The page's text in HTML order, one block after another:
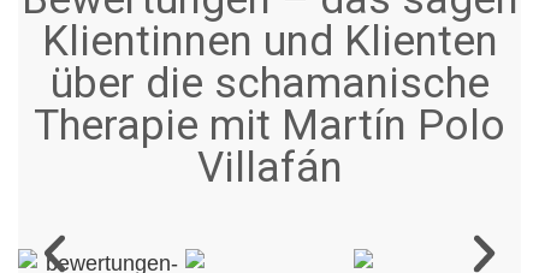
Klientinnen und Klienten
über die schamanische
Therapie mit Martín Polo
Villafán